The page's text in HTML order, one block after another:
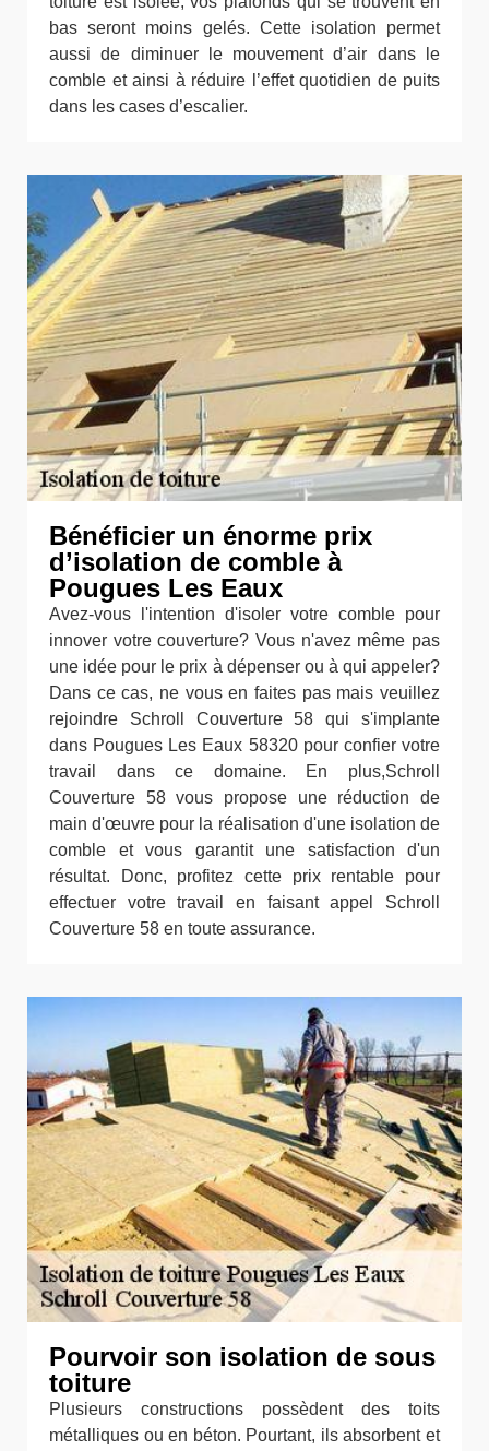
bas seront moins gelés. Cette isolation permet
aussi de diminuer le mouvement d’air dans le
comble et ainsi à réduire l’effet quotidien de puits
dans les cases d’escalier.
Bénéficier un énorme prix
d’isolation de comble à
Pougues Les Eaux
Avez-vous l'intention d'isoler votre comble pour
innover votre couverture? Vous n'avez même pas
une idée pour le prix à dépenser ou à qui appeler?
Dans ce cas, ne vous en faites pas mais veuillez
rejoindre Schroll Couverture 58 qui s'implante
dans Pougues Les Eaux 58320 pour confier votre
travail dans ce domaine. En plus,Schroll
Couverture 58 vous propose une réduction de
main d'œuvre pour la réalisation d'une isolation de
comble et vous garantit une satisfaction d'un
résultat. Donc, profitez cette prix rentable pour
effectuer votre travail en faisant appel Schroll
Couverture 58 en toute assurance.
Pourvoir son isolation de sous
toiture
Plusieurs constructions possèdent des toits
métalliques ou en béton. Pourtant, ils absorbent et